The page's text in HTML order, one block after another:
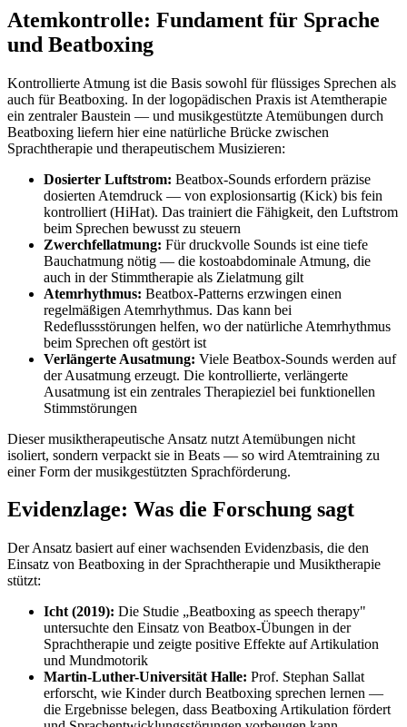
Atemkontrolle: Fundament für Sprache
und Beatboxing
Kontrollierte Atmung ist die Basis sowohl für flüssiges Sprechen als
auch für Beatboxing. In der logopädischen Praxis ist Atemtherapie
ein zentraler Baustein — und musikgestützte Atemübungen durch
Beatboxing liefern hier eine natürliche Brücke zwischen
Sprachtherapie und therapeutischem Musizieren:
Dosierter Luftstrom: Beatbox-Sounds erfordern präzise
dosierten Atemdruck — von explosionsartig (Kick) bis fein
kontrolliert (HiHat). Das trainiert die Fähigkeit, den Luftstrom
beim Sprechen bewusst zu steuern
Zwerchfellatmung: Für druckvolle Sounds ist eine tiefe
Bauchatmung nötig — die kostoabdominale Atmung, die
auch in der Stimmtherapie als Zielatmung gilt
Atemrhythmus: Beatbox-Patterns erzwingen einen
regelmäßigen Atemrhythmus. Das kann bei
Redeflussstörungen helfen, wo der natürliche Atemrhythmus
beim Sprechen oft gestört ist
Verlängerte Ausatmung: Viele Beatbox-Sounds werden auf
der Ausatmung erzeugt. Die kontrollierte, verlängerte
Ausatmung ist ein zentrales Therapieziel bei funktionellen
Stimmstörungen
Dieser musiktherapeutische Ansatz nutzt Atemübungen nicht
isoliert, sondern verpackt sie in Beats — so wird Atemtraining zu
einer Form der musikgestützten Sprachförderung.
Evidenzlage: Was die Forschung sagt
Der Ansatz basiert auf einer wachsenden Evidenzbasis, die den
Einsatz von Beatboxing in der Sprachtherapie und Musiktherapie
stützt:
Icht (2019): Die Studie „Beatboxing as speech therapy"
untersuchte den Einsatz von Beatbox-Übungen in der
Sprachtherapie und zeigte positive Effekte auf Artikulation
und Mundmotorik
Martin-Luther-Universität Halle: Prof. Stephan Sallat
erforscht, wie Kinder durch Beatboxing sprechen lernen —
die Ergebnisse belegen, dass Beatboxing Artikulation fördert